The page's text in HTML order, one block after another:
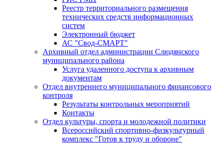
Реестр территориального размещения
технических средств информационных
систем
Электронный бюджет
АС "Свод-СМАРТ"
Архивный отдел администрации Слюдянского
муниципального района
Услуга удаленного доступа к архивным
документам
Отдел внутреннего муниципального финансового
контроля
Результаты контрольных мероприятий
Контакты
Отдел культуры, спорта и молодежной политики
Всероссийский спортивно-физкультурный
комплекс "Готов к труду и обороне"